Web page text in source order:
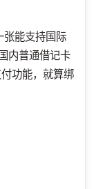
张能支持国际
内普通借记卡
功能，就算绑